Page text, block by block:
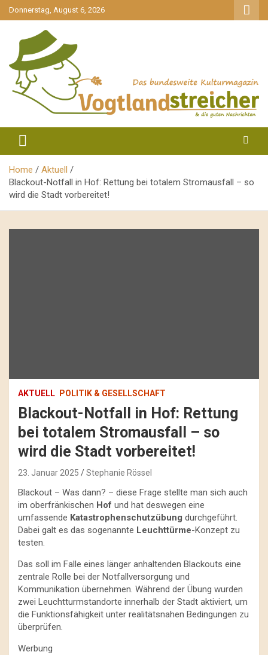
gehe
zum
Donnerstag, August 6, 2026
Vogtlandstreicher
Home
Aktuell
Blackout-Notfall in Hof: Rettung bei totalem Stromausfall – so
wird die Stadt vorbereitet!
AKTUELL POLITIK & GESELLSCHAFT
Blackout-Notfall in Hof: Rettung
bei totalem Stromausfall – so
wird die Stadt vorbereitet!
23. Januar 2025 Stephanie Rössel
Blackout – Was dann? – diese Frage stellte man sich auch
im oberfränkischen Hof und hat deswegen eine
umfassende Katastrophenschutzübung durchgeführt.
Dabei galt es das sogenannte Leuchttürme-Konzept zu
testen.
Das soll im Falle eines länger anhaltenden Blackouts eine
zentrale Rolle bei der Notfallversorgung und
Kommunikation übernehmen. Während der Übung wurden
zwei Leuchtturmstandorte innerhalb der Stadt aktiviert, um
die Funktionsfähigkeit unter realitätsnahen Bedingungen zu
überprüfen.
Werbung